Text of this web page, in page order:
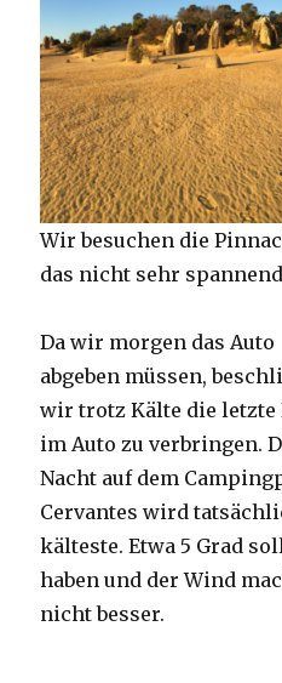
Wir besuchen die
das nicht sehr
Da wir morgen das Auto
abgeben müssen,
wir trotz Kälte die letzte
im Auto zu verbringen.
Nacht auf dem
Cervantes wird
kälteste. Etwa 5 Grad
haben und der Wind
nicht besser.